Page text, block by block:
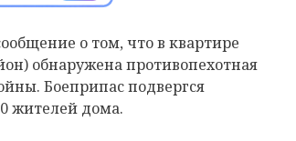
о том, что в квартире
обнаружена противопехотная
Боеприпас подвергся
жителей дома.